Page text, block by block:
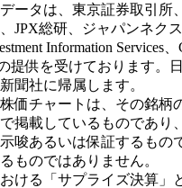
ータは、東京証券取引所
JPX総研、ジャパンネク
Information Services
提供を受けております。
聞社に帰属します。
価チャートは、その銘柄
掲載しているものであり
唆あるいは保証するもの
ものではありません。
ける「サプライズ決算」